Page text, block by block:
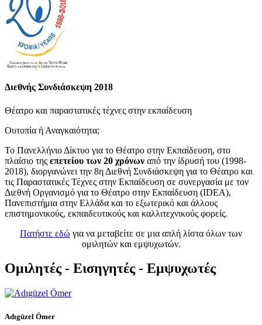
Διεθνής Συνδιάσκεψη 2018
Θέατρο και παραστατικές τέχνες στην εκπαίδευση
Ουτοπία ή Αναγκαιότητα;
Το Πανελλήνιο Δίκτυο για το Θέατρο στην Εκπαίδευση, στο
πλαίσιο της επετείου των 20 χρόνων από την ίδρυσή του (1998-
2018), διοργανώνει την 8η Διεθνή Συνδιάσκεψη για το Θέατρο και
τις Παραστατικές Τέχνες στην Εκπαίδευση σε συνεργασία με τον
Διεθνή Οργανισμό για το Θέατρο στην Εκπαίδευση (IDEA),
Πανεπιστήμια στην Ελλάδα και το εξωτερικό και άλλους
επιστημονικούς, εκπαιδευτικούς και καλλιτεχνικούς φορείς.
Πατήστε εδώ για να μεταβείτε σε μια απλή λίστα όλων των
ομιλητών και εμψυχωτών.
Ομιλητές - Εισηγητές - Εμψυχωτές
Adıgüzel Ömer